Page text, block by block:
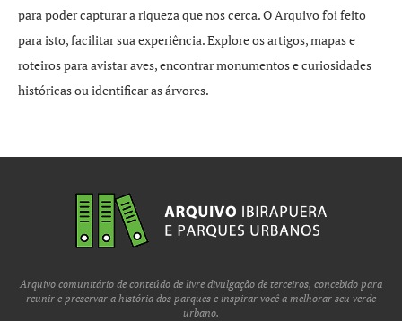
para poder capturar a riqueza que nos cerca. O Arquivo foi feito
para isto, facilitar sua experiência. Explore os artigos, mapas e
roteiros para avistar aves, encontrar monumentos e curiosidades
históricas ou identificar as árvores.
Arquivo comunitário de conteúdo de livre divulgação de terceiros, concebido para
reunir e preservar a história dos parques e inspirar você a melhorar seu verde
urbano.